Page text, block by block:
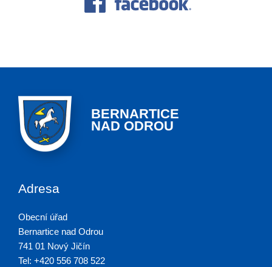
BERNARTICE
NAD ODROU
Adresa
Obecní úřad
Bernartice nad Odrou
741 01 Nový Jičín
Tel: +420 556 708 522